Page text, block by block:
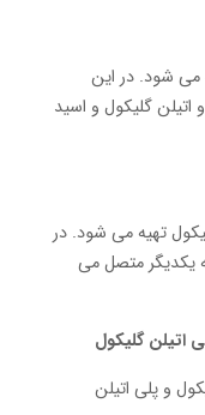
می شود. در این
اتیلن گلیکول و اسید
تهیه می شود. در
یکدیگر متصل می
اتیلن گلیکول
و پلی اتیلن